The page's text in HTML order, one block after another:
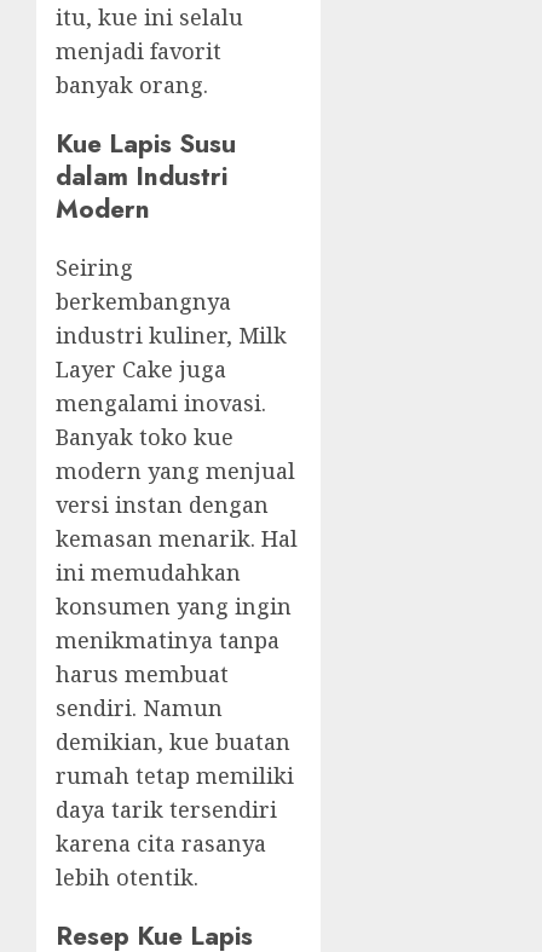
itu, kue ini selalu
menjadi favorit
banyak orang.
Kue Lapis Susu
dalam Industri
Modern
Seiring
berkembangnya
industri kuliner, Milk
Layer Cake juga
mengalami inovasi.
Banyak toko kue
modern yang menjual
versi instan dengan
kemasan menarik. Hal
ini memudahkan
konsumen yang ingin
menikmatinya tanpa
harus membuat
sendiri. Namun
demikian, kue buatan
rumah tetap memiliki
daya tarik tersendiri
karena cita rasanya
lebih otentik.
Resep Kue Lapis